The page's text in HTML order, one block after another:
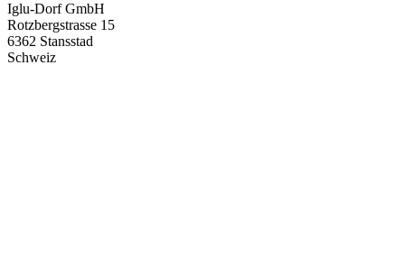
Iglu-Dorf GmbH
Rotzbergstrasse 15
6362 Stansstad
Schweiz